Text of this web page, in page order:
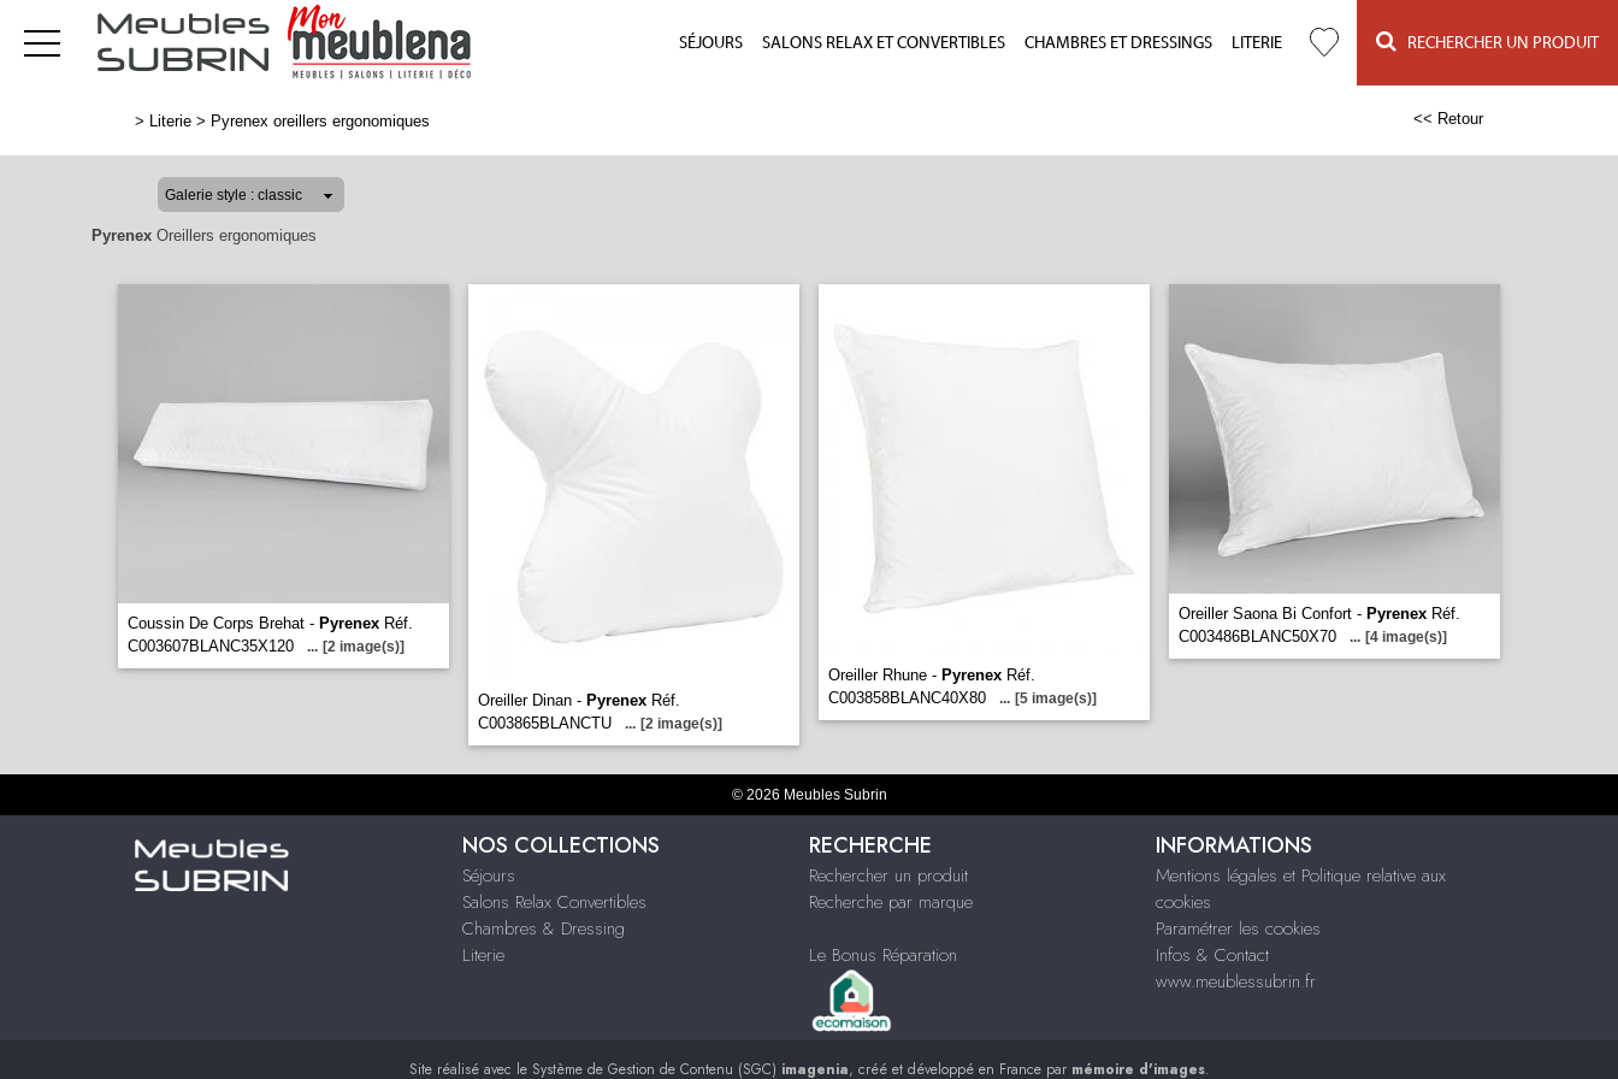
SÉJOURS SALONS RELAX ET CONVERTIBLES CHAMBRES ET DRESSINGS LITERIE RECHERCHER UN PRODUIT
> Literie > Pyrenex oreillers ergonomiques << Retour
Pyrenex Oreillers ergonomiques
Coussin De Corps Brehat - Pyrenex Réf.
C003607BLANC35X120
... [2 image(s)]
Oreiller Dinan - Pyrenex Réf.
C003865BLANCTU
... [2 image(s)]
Oreiller Rhune - Pyrenex Réf.
C003858BLANC40X80
... [5 image(s)]
Oreiller Saona Bi Confort - Pyrenex Réf.
C003486BLANC50X70
... [4 image(s)]
© 2026 Meubles Subrin
NOS COLLECTIONS
Séjours
Salons Relax Convertibles
Chambres & Dressing
Literie
RECHERCHE
Rechercher un produit
Recherche par marque
Le Bonus Réparation
INFORMATIONS
Mentions légales et Politique relative aux
cookies
Paramétrer les cookies
Infos & Contact
www.meublessubrin.fr
Site réalisé avec le Système de Gestion de Contenu (SGC) imagenia, créé et développé en France par mémoire d'images.